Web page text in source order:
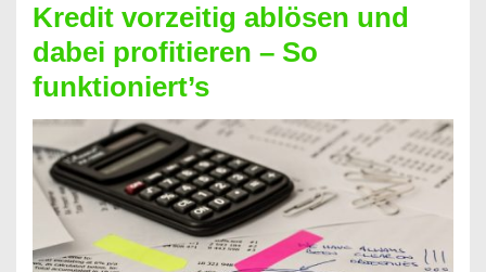
Kredit
berechnen
–
Mit
diesen
Regeln!
Kredit vorzeitig ablösen und
dabei profitieren – So
funktioniert’s